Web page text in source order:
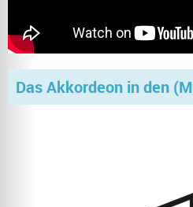
Das Akkordeon in den